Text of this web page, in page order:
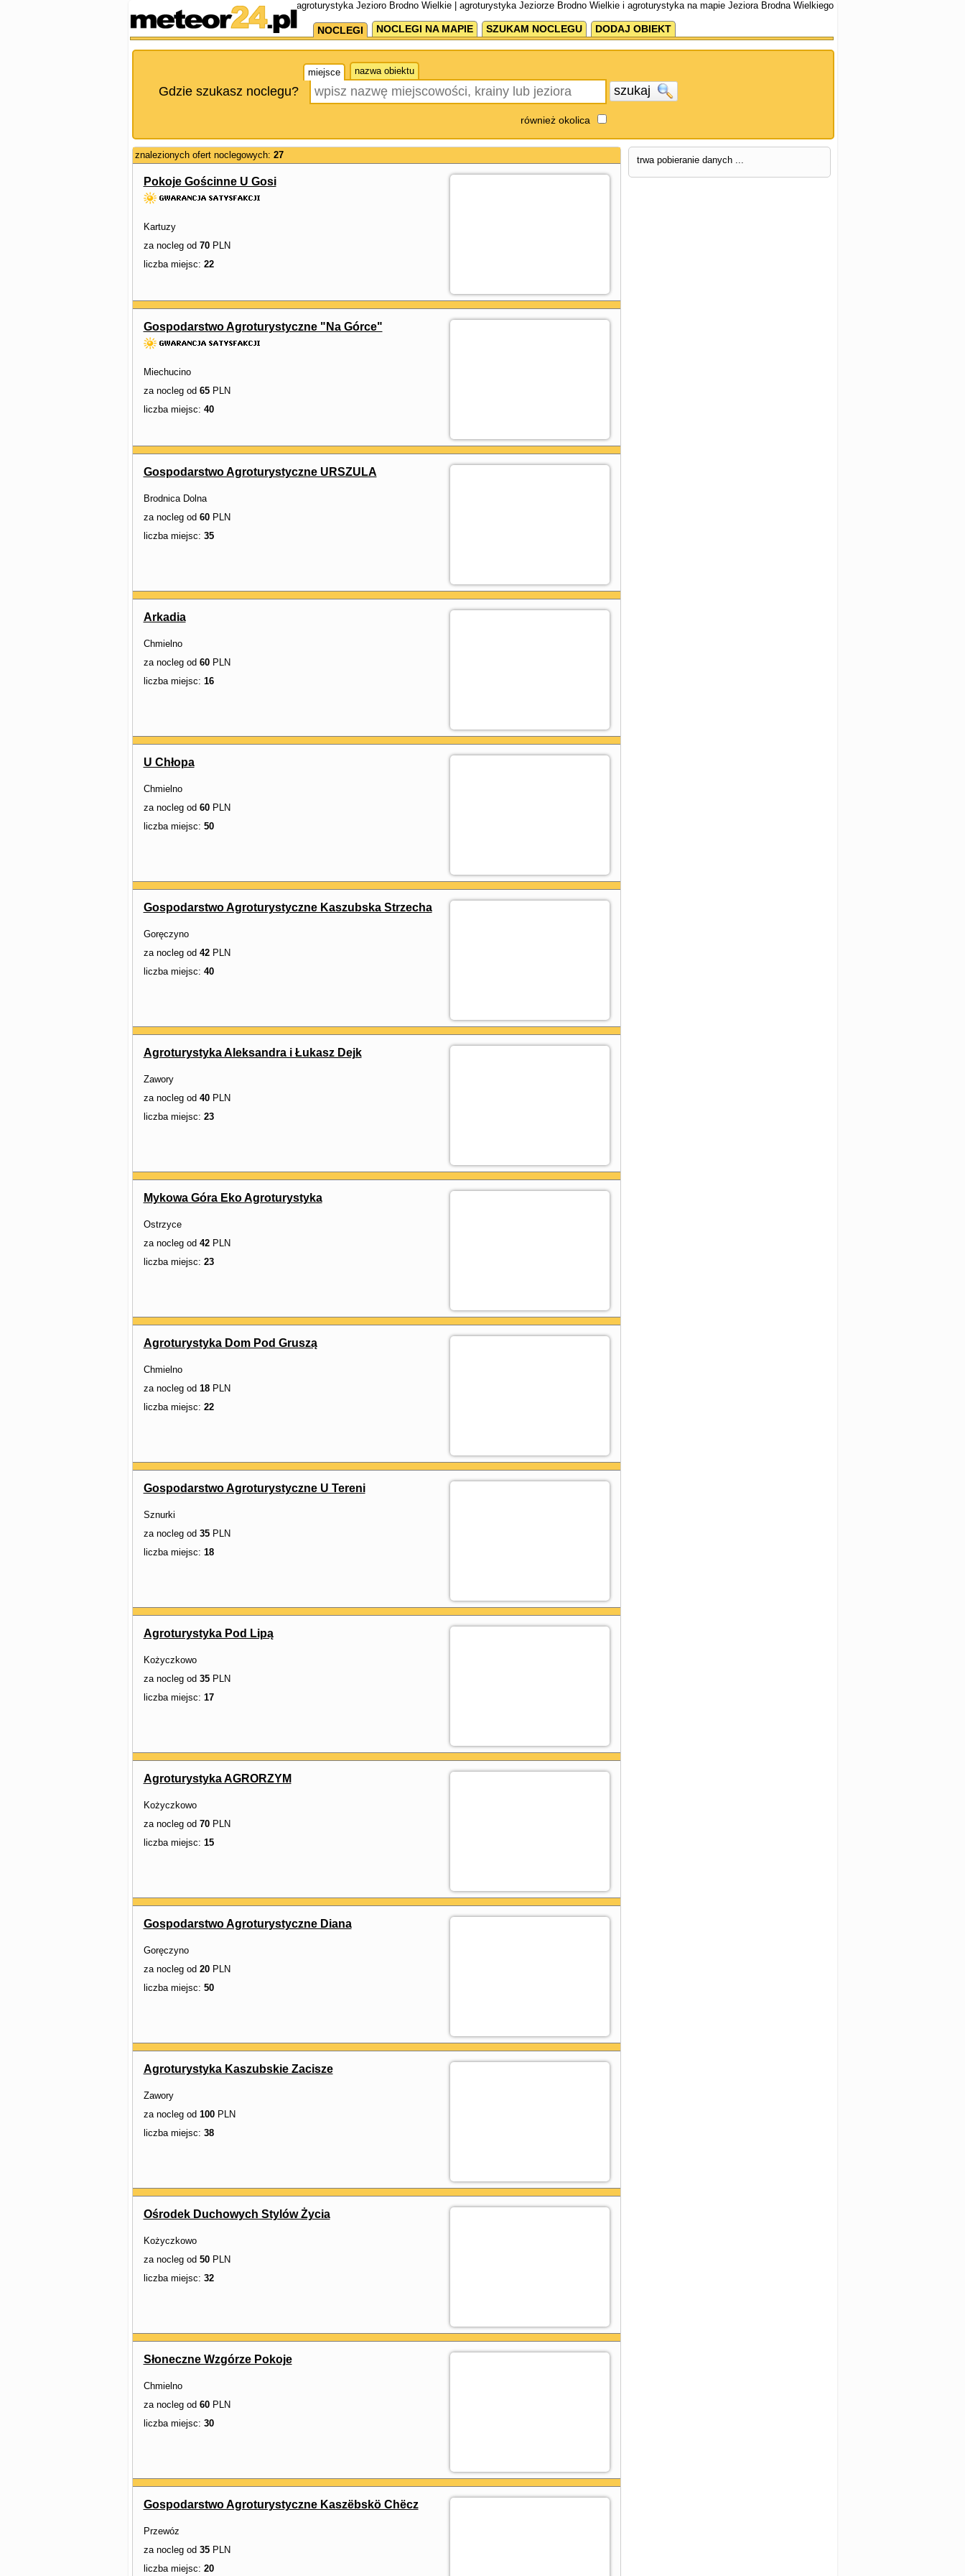
agroturystyka Jezioro Brodno Wielkie | agroturystyka Jeziorze Brodno Wielkie i agroturystyka na mapie Jeziora Brodna Wielkiego
NOCLEGI NOCLEGI NA MAPIE SZUKAM NOCLEGU DODAJ OBIEKT
miejsce nazwa obiektu
Gdzie szukasz noclegu? szukaj
również okolica
znalezionych ofert noclegowych: 27
Pokoje Gościnne U Gosi
Kartuzy
za nocleg od 70PLN
liczba miejsc: 22
Gospodarstwo Agroturystyczne "Na Górce"
Miechucino
za nocleg od 65PLN
liczba miejsc: 40
Gospodarstwo Agroturystyczne URSZULA
Brodnica Dolna
za nocleg od 60PLN
liczba miejsc: 35
Arkadia
Chmielno
za nocleg od 60PLN
liczba miejsc: 16
U Chłopa
Chmielno
za nocleg od 60PLN
liczba miejsc: 50
Gospodarstwo Agroturystyczne Kaszubska Strzecha
Goręczyno
za nocleg od 42PLN
liczba miejsc: 40
Agroturystyka Aleksandra i Łukasz Dejk
Zawory
za nocleg od 40PLN
liczba miejsc: 23
Mykowa Góra Eko Agroturystyka
Ostrzyce
za nocleg od 42PLN
liczba miejsc: 23
Agroturystyka Dom Pod Gruszą
Chmielno
za nocleg od 18PLN
liczba miejsc: 22
Gospodarstwo Agroturystyczne U Tereni
Sznurki
za nocleg od 35PLN
liczba miejsc: 18
Agroturystyka Pod Lipą
Kożyczkowo
za nocleg od 35PLN
liczba miejsc: 17
Agroturystyka AGRORZYM
Kożyczkowo
za nocleg od 70PLN
liczba miejsc: 15
Gospodarstwo Agroturystyczne Diana
Goręczyno
za nocleg od 20PLN
liczba miejsc: 50
Agroturystyka Kaszubskie Zacisze
Zawory
za nocleg od 100PLN
liczba miejsc: 38
Ośrodek Duchowych Stylów Życia
Kożyczkowo
za nocleg od 50PLN
liczba miejsc: 32
Słoneczne Wzgórze Pokoje
Chmielno
za nocleg od 60PLN
liczba miejsc: 30
Gospodarstwo Agroturystyczne Kaszëbskö Chëcz
Przewóz
za nocleg od 35PLN
liczba miejsc: 20
trwa pobieranie danych ...